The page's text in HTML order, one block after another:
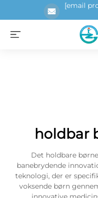
[email
holdbar
Det holdbare
banebrydende
teknologi, der er
voksende børn